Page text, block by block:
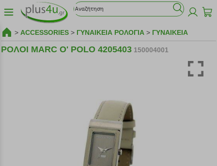
> ACCESSORIES > ΓΥΝΑΙΚΕΙΑ ΡΟΛΟΓΙΑ > ΓΥΝΑΙΚΕΙΑ
ΡΟΛΟΙ MARC O' POLO 4205403 150004001